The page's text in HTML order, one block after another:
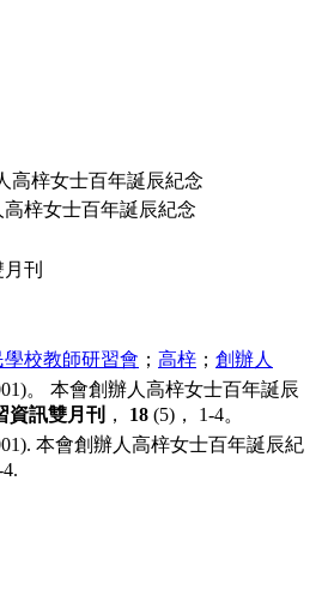
高梓女士百年誕辰紀念
梓女士百年誕辰紀念
刊
校教師研習會 ； 高梓 ； 創辦人
。 本會創辦人高梓女士百年誕辰
資訊雙月刊 ， 18 (5)， 1-4。
本會創辦人高梓女士百年誕辰紀